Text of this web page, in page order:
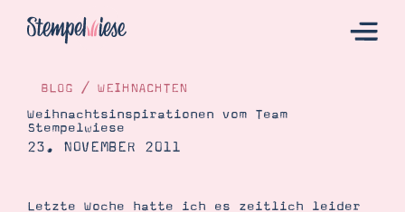
Hier Starten
BLOG / WEIHNACHTEN
Weihnachtsinspirationen vom Team
Stempelwiese
23. NOVEMBER 2011
Letzte Woche hatte ich es zeitlich leider